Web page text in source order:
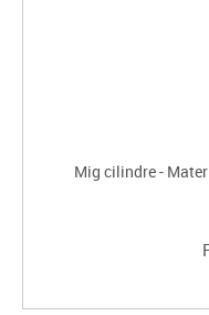
Mig cilindre -